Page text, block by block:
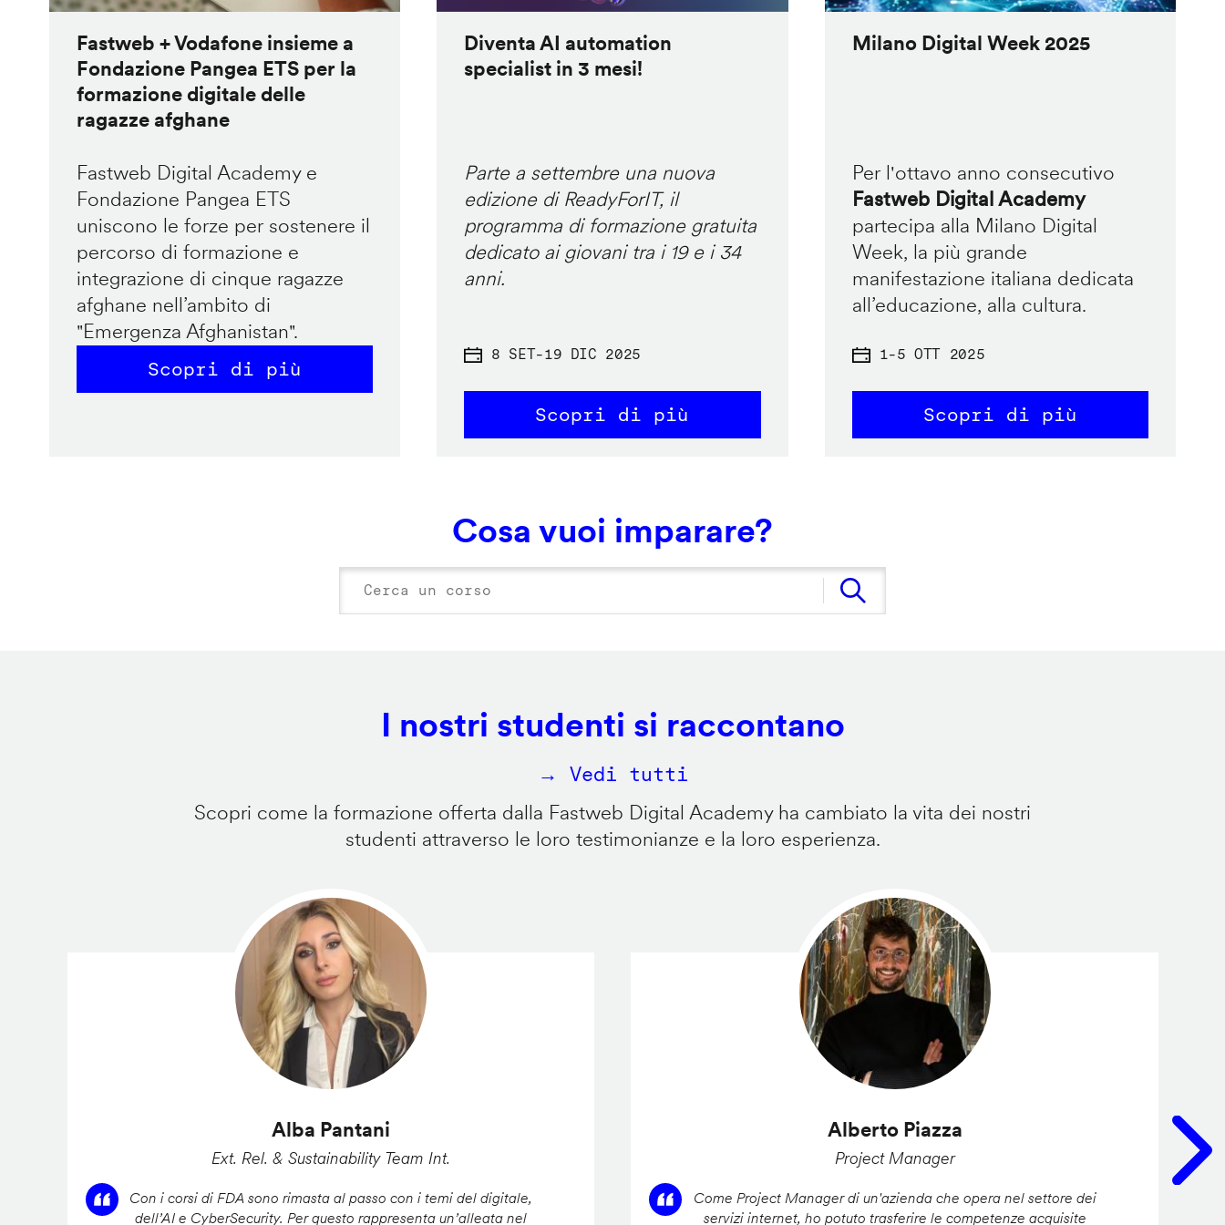
Fastweb + Vodafone insieme a
Fondazione Pangea ETS per la
formazione digitale delle
ragazze afghane
Fastweb Digital Academy e
Fondazione Pangea ETS
uniscono le forze per sostenere il
percorso di formazione e
integrazione di cinque ragazze
afghane nell’ambito di
"Emergenza Afghanistan".
Scopri di più
Diventa AI automation
specialist in 3 mesi!
Parte a settembre una nuova
edizione di ReadyForIT, il
programma di formazione gratuita
dedicato ai giovani tra i 19 e i 34
anni.
8 SET-19 DIC 2025
Scopri di più
Milano Digital Week 2025
Per l'ottavo anno consecutivo
Fastweb Digital Academy
partecipa alla Milano Digital
Week, la più grande
manifestazione italiana dedicata
all’educazione, alla cultura.
1-5 OTT 2025
Scopri di più
Cosa vuoi imparare?
I nostri studenti si raccontano
→ Vedi tutti
Scopri come la formazione offerta dalla Fastweb Digital Academy ha cambiato la vita dei nostri
studenti attraverso le loro testimonianze e la loro esperienza.
Alba Pantani
Ext. Rel. & Sustainability Team Int.
Con i corsi di FDA sono rimasta al passo con i temi del digitale,
dell’AI e CyberSecurity. Per questo rappresenta un’alleata nel
Alberto Piazza
Project Manager
Come Project Manager di un'azienda che opera nel settore dei
servizi internet, ho potuto trasferire le competenze acquisite